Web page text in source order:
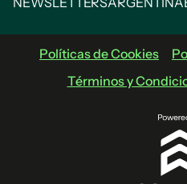
Políticas de Cookies
Términos y